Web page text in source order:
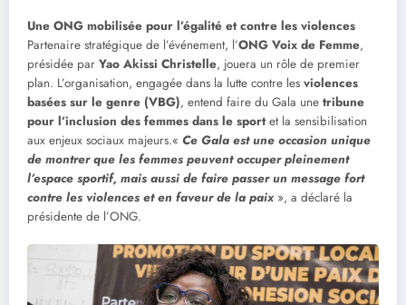
Une ONG mobilisée pour l’égalité et contre les violences
Partenaire stratégique de l’événement, l’ONG Voix de Femme,
présidée par Yao Akissi Christelle, jouera un rôle de premier
plan. L’organisation, engagée dans la lutte contre les violences
basées sur le genre (VBG), entend faire du Gala une tribune
pour l’inclusion des femmes dans le sportet la sensibilisation
aux enjeux sociaux majeurs.« Ce Gala est une occasion unique
de montrer que les femmes peuvent occuper pleinement
l’espace sportif, mais aussi de faire passer un message fort
contre les violences et en faveur de la paix », a déclaré la
présidente de l’ONG.